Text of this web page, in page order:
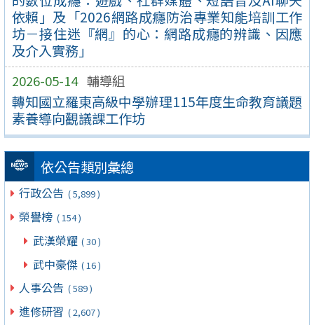
依賴」及「2026網路成癮防治專業知能培訓工作
坊－接住迷『網』的心：網路成癮的辨識、因應
及介入實務」
2026-05-14 輔導組
轉知國立羅東高級中學辦理115年度生命教育議題
素養導向觀議課工作坊
依公告類別彙總
行政公告 ( 5,899 )
榮譽榜 ( 154 )
武漢榮耀 ( 30 )
武中豪傑 ( 16 )
人事公告 ( 589 )
進修研習 ( 2,607 )